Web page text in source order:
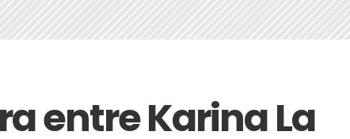
entre Karina La